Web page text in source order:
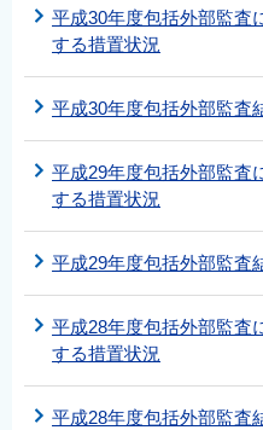
平成30年度包括外部監査
する措置状況
平成30年度包括外部監査
平成29年度包括外部監査
する措置状況
平成29年度包括外部監査
平成28年度包括外部監査
する措置状況
平成28年度包括外部監査